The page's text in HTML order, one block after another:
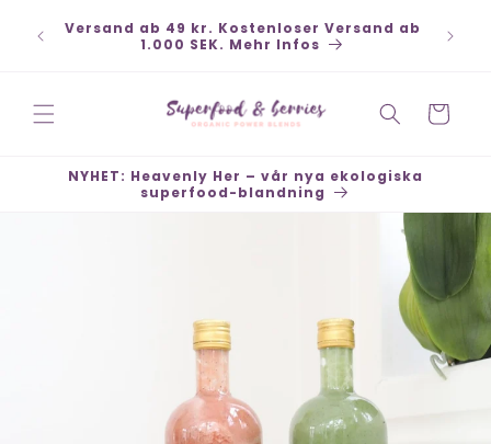
zum
Inhalt
Versand ab 49 kr. Kostenloser Versand ab
1.000 SEK. Mehr Infos
Warenkorb
NYHET: Heavenly Her – vår nya ekologiska
superfood-blandning